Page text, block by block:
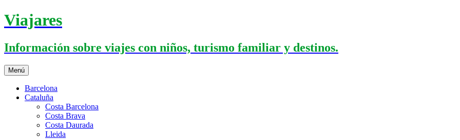
Saltar
al
Viajares
Información sobre viajes con niños, turismo familiar y destinos.
Menú
Barcelona
Cataluña
Costa Barcelona
Costa Brava
Costa Daurada
Lleida